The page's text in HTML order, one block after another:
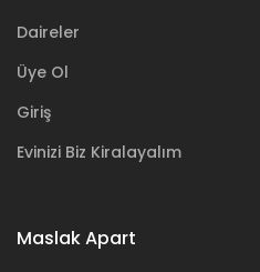
Daireler
Üye Ol
Giriş
Evinizi Biz Kiralayalım
Maslak Apart